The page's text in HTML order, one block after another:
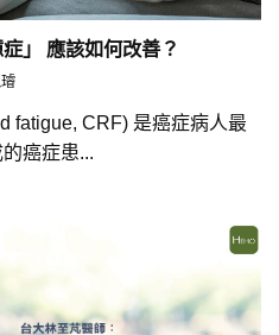
」 應該如何改善？
fatigue, CRF) 是癌症病人最
癌症患...